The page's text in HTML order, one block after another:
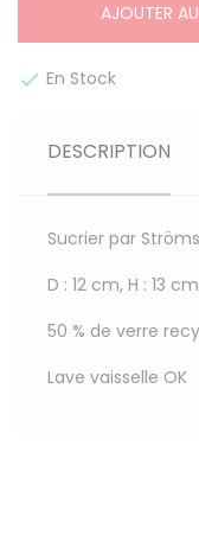
AJOUTER
 En Stock
DESCRIPTION
Sucrier par
D : 12 cm, H : 13 cm
50 % de verre
Lave vaisselle OK